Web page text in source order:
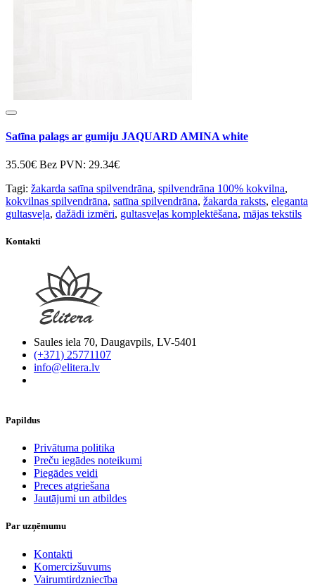
Satīna palags ar gumiju JAQUARD AMINA white
35.50€ Bez PVN: 29.34€
Tagi: žakarda satīna spilvendrāna, spilvendrāna 100% kokvilna,
kokvilnas spilvendrāna, satīna spilvendrāna, žakarda raksts, eleganta
gultasveļa, dažādi izmēri, gultasveļas komplektēšana, mājas tekstils
Kontakti
Saules iela 70, Daugavpils, LV-5401
(+371) 25771107
info@elitera.lv
Papildus
​Privātuma politika
Preču iegādes noteikumi
Piegādes veidi
Preces atgriešana
Jautājumi un atbildes
Par uzņēmumu
Kontakti
Komercizšuvums
Vairumtirdzniecība